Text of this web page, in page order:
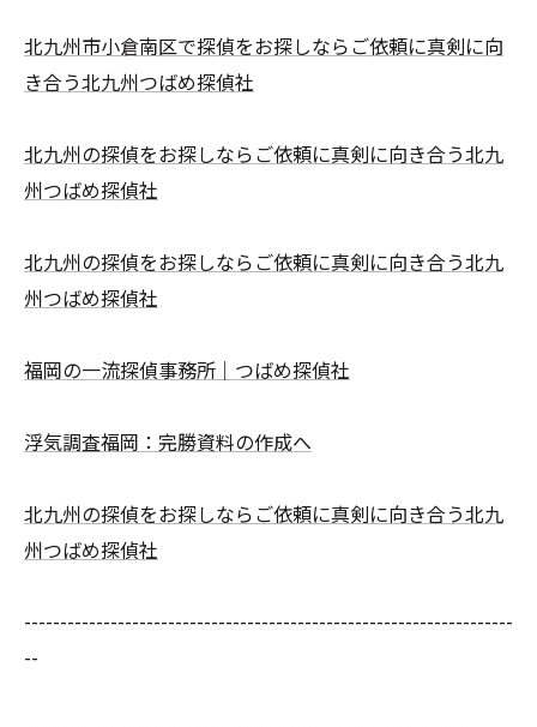
北九州市小倉南区で探偵をお探しならご依頼に真剣に向
き合う北九州つばめ探偵社
北九州の探偵をお探しならご依頼に真剣に向き合う北九
州つばめ探偵社
北九州の探偵をお探しならご依頼に真剣に向き合う北九
州つばめ探偵社
福岡の一流探偵事務所｜つばめ探偵社
浮気調査福岡：完勝資料の作成へ
北九州の探偵をお探しならご依頼に真剣に向き合う北九
州つばめ探偵社
--------------------------------------------------------------------
--